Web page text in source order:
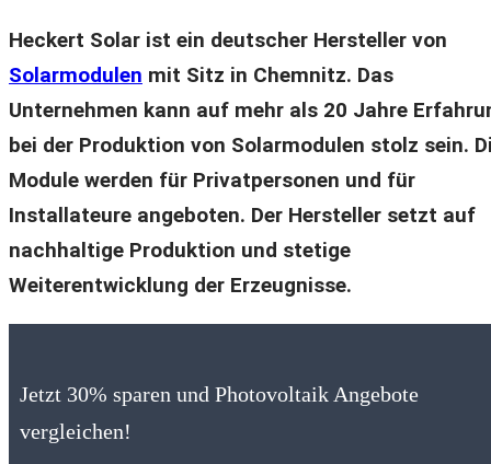
Heckert Solar ist ein deutscher Hersteller von
Solarmodulen mit Sitz in Chemnitz. Das
Unternehmen kann auf mehr als 20 Jahre
bei der Produktion von Solarmodulen stolz sein.
Module werden für Privatpersonen und für
Installateure angeboten. Der Hersteller setzt auf
nachhaltige Produktion und stetige
Weiterentwicklung der Erzeugnisse.
Jetzt 30% sparen und Photovoltaik Angebote
vergleichen!